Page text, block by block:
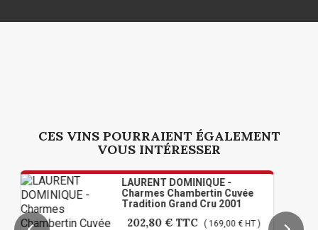
CES VINS POURRAIENT ÉGALEMENT
VOUS INTÉRESSER
LAURENT DOMINIQUE -
Charmes Chambertin Cuvée
Tradition Grand Cru 2001
202,80 € TTC ( 169,00 € HT )